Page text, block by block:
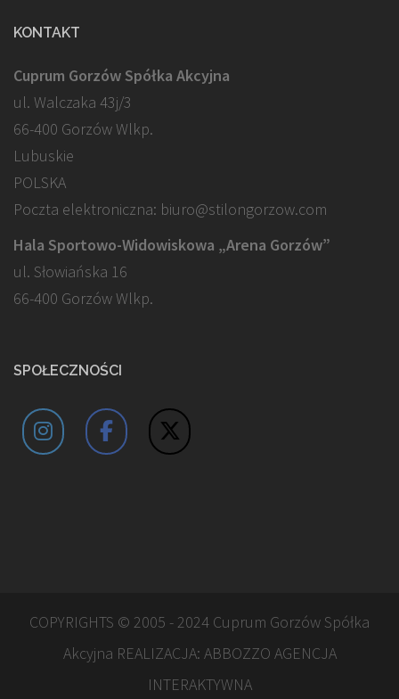
KONTAKT
Cuprum Gorzów Spółka Akcyjna
ul. Walczaka 43j/3
66-400 Gorzów Wlkp.
Lubuskie
POLSKA
Poczta elektroniczna: biuro@stilongorzow.com
Hala Sportowo-Widowiskowa „Arena Gorzów”
ul. Słowiańska 16
66-400 Gorzów Wlkp.
SPOŁECZNOŚCI
COPYRIGHTS © 2005 - 2024 Cuprum Gorzów Spółka
Akcyjna REALIZACJA: ABBOZZO AGENCJA
INTERAKTYWNA